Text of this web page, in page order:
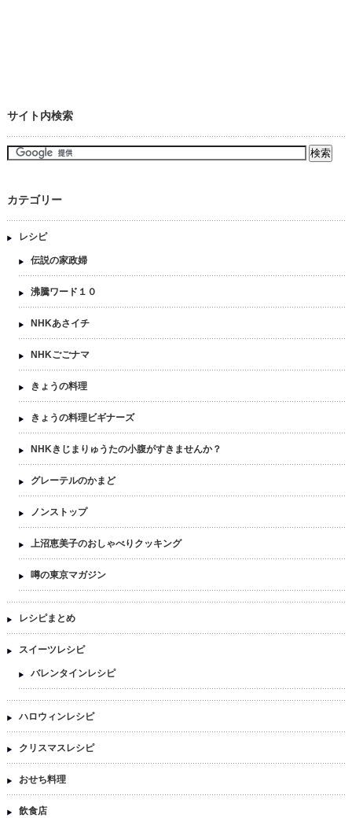
サイト内検索
カテゴリー
レシピ
伝説の家政婦
沸騰ワード１０
NHKあさイチ
NHKごごナマ
きょうの料理
きょうの料理ビギナーズ
NHKきじまりゅうたの小腹がすきませんか？
グレーテルのかまど
ノンストップ
上沼恵美子のおしゃべりクッキング
噂の東京マガジン
レシピまとめ
スイーツレシピ
バレンタインレシピ
ハロウィンレシピ
クリスマスレシピ
おせち料理
飲食店